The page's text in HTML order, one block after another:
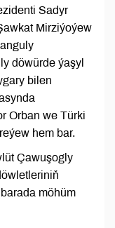
Sadyr
Mirziýoýew
döwürde ýaşyl
bilen
Orban we Türki
hem bar.
Çawuşogly
möhüm